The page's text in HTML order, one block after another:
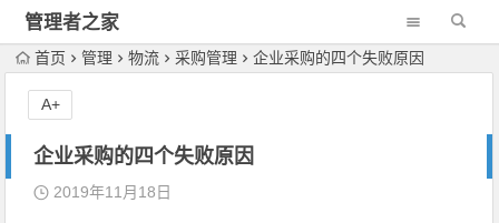
管理者之家
首页 管理 物流 采购管理 企业采购的四个失败原因
企业采购的四个失败原因
2019年11月18日
A+